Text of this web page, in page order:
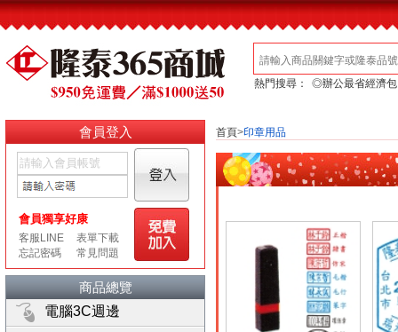
熱門搜尋： ◎辦公最省經濟包
會員登入
商品總覽
電腦3C週邊
首頁>印章用品